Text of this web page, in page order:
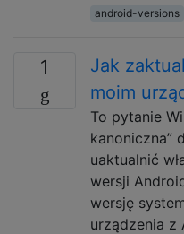
android-versions
1
Jak
moim
To pytanie
kanoniczna”
uaktualnić
wersji
wersję
urządzenia z